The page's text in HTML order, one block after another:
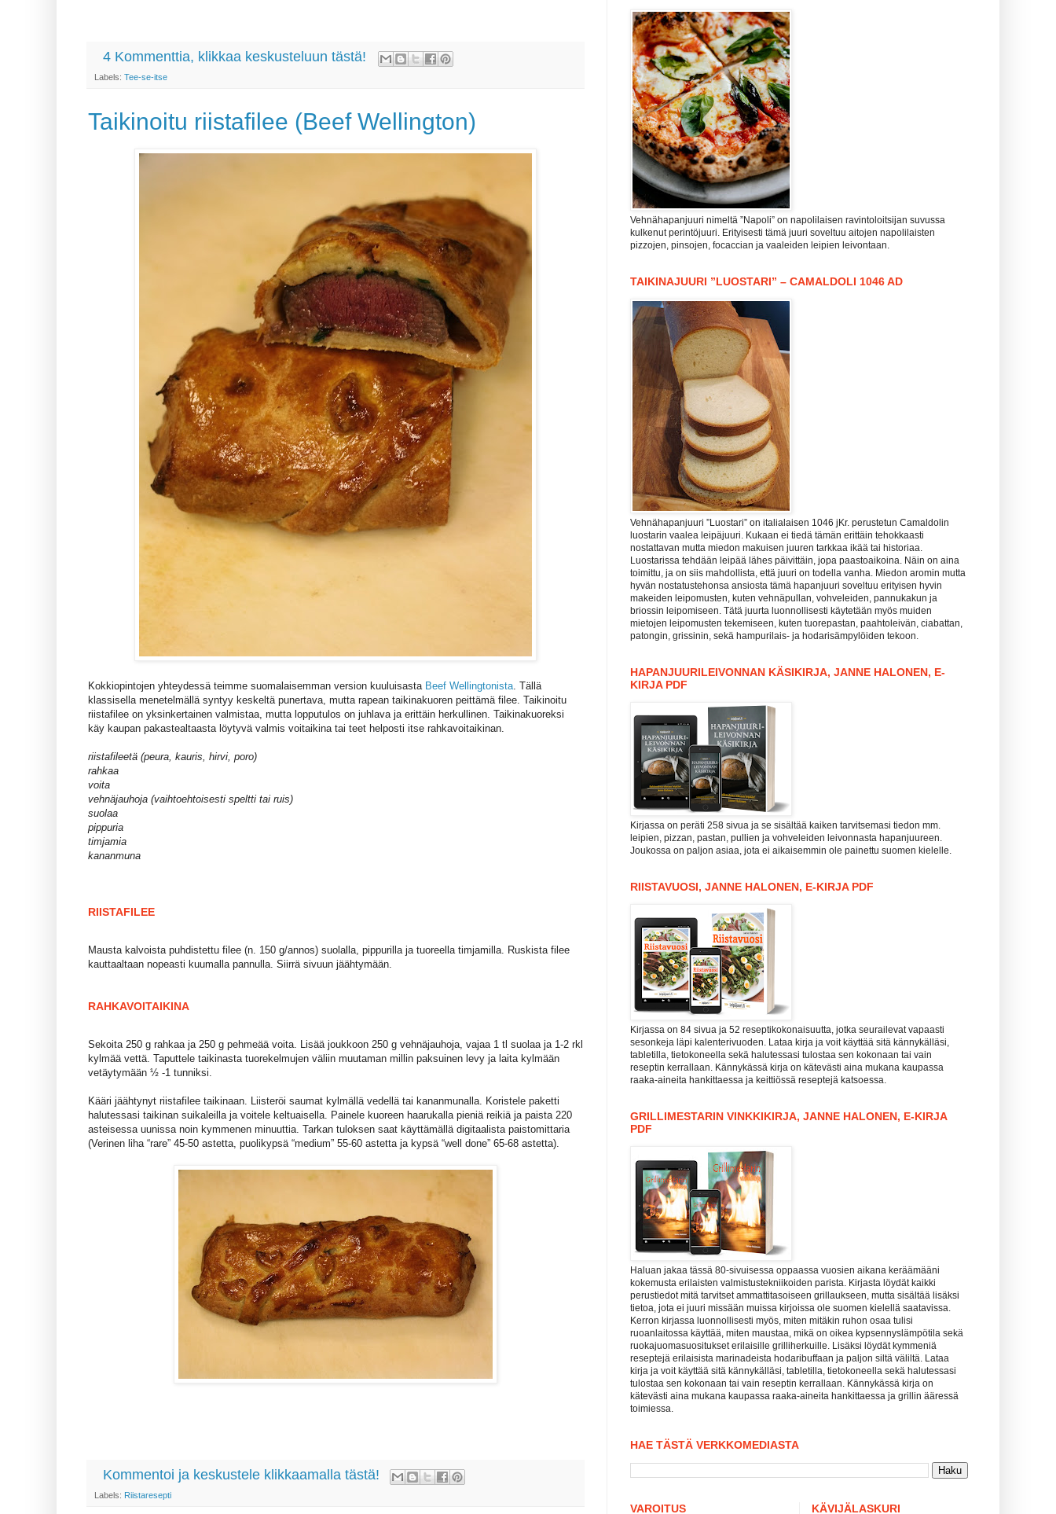
4 Kommenttia, klikkaa keskusteluun tästä!
Labels: Tee-se-itse
Taikinoitu riistafilee (Beef Wellington)
Kokkiopintojen yhteydessä teimme suomalaisemman version kuuluisasta Beef Wellingtonista . Tällä
klassisella menetelmällä syntyy keskeltä punertava, mutta rapean taikinakuoren peittämä filee. Taikinoitu
riistafilee on yksinkertainen valmistaa, mutta lopputulos on juhlava ja erittäin herkullinen. Taikinakuoreksi
käy kaupan pakastealtaasta löytyvä valmis voitaikina tai teet helposti itse rahkavoitaikinan.
riistafileetä (peura, kauris, hirvi, poro)
rahkaa
voita
vehnäjauhoja (vaihtoehtoisesti speltti tai ruis)
suolaa
pippuria
timjamia
kananmuna
RIISTAFILEE
Mausta kalvoista puhdistettu filee (n. 150 g/annos) suolalla, pippurilla ja tuoreella timjamilla. Ruskista filee
kauttaaltaan nopeasti kuumalla pannulla. Siirrä sivuun jäähtymään.
RAHKAVOITAIKINA
Sekoita 250 g rahkaa ja 250 g pehmeää voita. Lisää joukkoon 250 g vehnäjauhoja, vajaa 1 tl suolaa ja 1-2 rkl
kylmää vettä. Taputtele taikinasta tuorekelmujen väliin muutaman millin paksuinen levy ja laita kylmään
vetäytymään ½ -1 tunniksi.
Kääri jäähtynyt riistafilee taikinaan. Liisteröi saumat kylmällä vedellä tai kananmunalla. Koristele paketti
halutessasi taikinan suikaleilla ja voitele keltuaisella. Painele kuoreen haarukalla pieniä reikiä ja paista 220
asteisessa uunissa noin kymmenen minuuttia. Tarkan tuloksen saat käyttämällä digitaalista paistomittaria
(Verinen liha “rare” 45-50 astetta, puolikypsä “medium” 55-60 astetta ja kypsä “well done” 65-68 astetta).
Kommentoi ja keskustele klikkaamalla tästä!
Labels: Riistaresepti
Vehnähapanjuuri nimeltä ”Napoli” on napolilaisen ravintoloitsijan suvussa
kulkenut perintöjuuri. Erityisesti tämä juuri soveltuu aitojen napolilaisten
pizzojen, pinsojen, focaccian ja vaaleiden leipien leivontaan.
TAIKINAJUURI ”LUOSTARI” – CAMALDOLI 1046 AD
Vehnähapanjuuri ”Luostari” on italialaisen 1046 jKr. perustetun Camaldolin
luostarin vaalea leipäjuuri. Kukaan ei tiedä tämän erittäin tehokkaasti
nostattavan mutta miedon makuisen juuren tarkkaa ikää tai historiaa.
Luostarissa tehdään leipää lähes päivittäin, jopa paastoaikoina. Näin on aina
toimittu, ja on siis mahdollista, että juuri on todella vanha. Miedon aromin mutta
hyvän nostatustehonsa ansiosta tämä hapanjuuri soveltuu erityisen hyvin
makeiden leipomusten, kuten vehnäpullan, vohveleiden, pannukakun ja
briossin leipomiseen. Tätä juurta luonnollisesti käytetään myös muiden
mietojen leipomusten tekemiseen, kuten tuorepastan, paahtoleivän, ciabattan,
patongin, grissinin, sekä hampurilais- ja hodarisämpylöiden tekoon.
HAPANJUURILEIVONNAN KÄSIKIRJA, JANNE HALONEN, E-
KIRJA PDF
Kirjassa on peräti 258 sivua ja se sisältää kaiken tarvitsemasi tiedon mm.
leipien, pizzan, pastan, pullien ja vohveleiden leivonnasta hapanjuureen.
Joukossa on paljon asiaa, jota ei aikaisemmin ole painettu suomen kielelle.
RIISTAVUOSI, JANNE HALONEN, E-KIRJA PDF
Kirjassa on 84 sivua ja 52 reseptikokonaisuutta, jotka seurailevat vapaasti
sesonkeja läpi kalenterivuoden. Lataa kirja ja voit käyttää sitä kännykälläsi,
tabletilla, tietokoneella sekä halutessasi tulostaa sen kokonaan tai vain
reseptin kerrallaan. Kännykässä kirja on kätevästi aina mukana kaupassa
raaka-aineita hankittaessa ja keittiössä reseptejä katsoessa.
GRILLIMESTARIN VINKKIKIRJA, JANNE HALONEN, E-KIRJA
PDF
Haluan jakaa tässä 80-sivuisessa oppaassa vuosien aikana keräämääni
kokemusta erilaisten valmistustekniikoiden parista. Kirjasta löydät kaikki
perustiedot mitä tarvitset ammattitasoiseen grillaukseen, mutta sisältää lisäksi
tietoa, jota ei juuri missään muissa kirjoissa ole suomen kielellä saatavissa.
Kerron kirjassa luonnollisesti myös, miten mitäkin ruhon osaa tulisi
ruoanlaitossa käyttää, miten maustaa, mikä on oikea kypsennyslämpötila sekä
ruokajuomasuositukset erilaisille grilliherkuille. Lisäksi löydät kymmeniä
reseptejä erilaisista marinadeista hodaribuffaan ja paljon siltä väliltä. Lataa
kirja ja voit käyttää sitä kännykälläsi, tabletilla, tietokoneella sekä halutessasi
tulostaa sen kokonaan tai vain reseptin kerrallaan. Kännykässä kirja on
kätevästi aina mukana kaupassa raaka-aineita hankittaessa ja grillin ääressä
toimiessa.
HAE TÄSTÄ VERKKOMEDIASTA
VAROITUS KÄVIJÄLASKURI